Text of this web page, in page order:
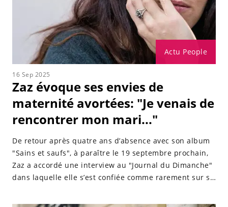
Actu People
16 Sep 2025
Zaz évoque ses envies de
maternité avortées: "Je venais de
rencontrer mon mari..."
De retour après quatre ans d’absence avec son album
"Sains et saufs", à paraître le 19 septembre prochain,
Zaz a accordé une interview au "Journal du Dimanche"
dans laquelle elle s’est confiée comme rarement sur sa